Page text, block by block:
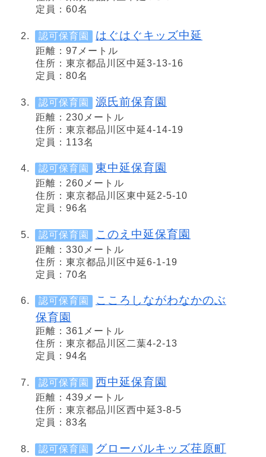
定員：60名
認可保育園 はぐはぐキッズ中延
距離：97メートル
住所：東京都品川区中延3-13-16
定員：80名
認可保育園 源氏前保育園
距離：230メートル
住所：東京都品川区中延4-14-19
定員：113名
認可保育園 東中延保育園
距離：260メートル
住所：東京都品川区東中延2-5-10
定員：96名
認可保育園 このえ中延保育園
距離：330メートル
住所：東京都品川区中延6-1-19
定員：70名
認可保育園
こころしながわなかのぶ
保育園
距離：361メートル
住所：東京都品川区二葉4-2-13
定員：94名
認可保育園 西中延保育園
距離：439メートル
住所：東京都品川区西中延3-8-5
定員：83名
認可保育園 グローバルキッズ荏原町